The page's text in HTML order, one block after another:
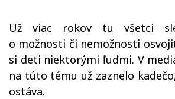
Už viac rokov tu všetci
o možnosti či nemožnosti
si deti niektorými ľuďmi. V
na túto tému už zaznelo
ostáva.